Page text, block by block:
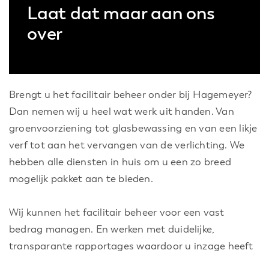
Laat dat maar aan ons
over
Brengt u het facilitair beheer onder bij Hagemeyer?
Dan nemen wij u heel wat werk uit handen. Van
groenvoorziening tot glasbewassing en van een likje
verf tot aan het vervangen van de verlichting. We
hebben alle diensten in huis om u een zo breed
mogelijk pakket aan te bieden.
Wij kunnen het facilitair beheer voor een vast
bedrag managen. En werken met duidelijke,
transparante rapportages waardoor u inzage heeft